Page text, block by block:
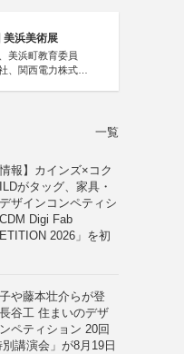
美浜美術展
美浜町教育委員
、関西電力株式会
一覧
情報】カインズ×コク
がタッグ、家具・
ザインコンペティシ
Digi Fab
2026」を初
や藤本壮介らが登
谷工 住まいのデザ
ペティション 20回
講演会」が8月19日